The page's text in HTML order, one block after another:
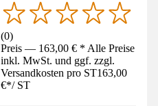
(0)
Preis — 163,00 € * Alle Preise
inkl. MwSt. und ggf. zzgl.
Versandkosten pro ST163,00
€*/ ST